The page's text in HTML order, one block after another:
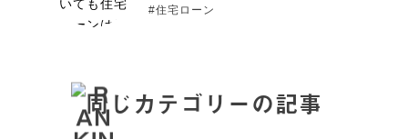
#住宅ローン
同じカテゴリーの記事